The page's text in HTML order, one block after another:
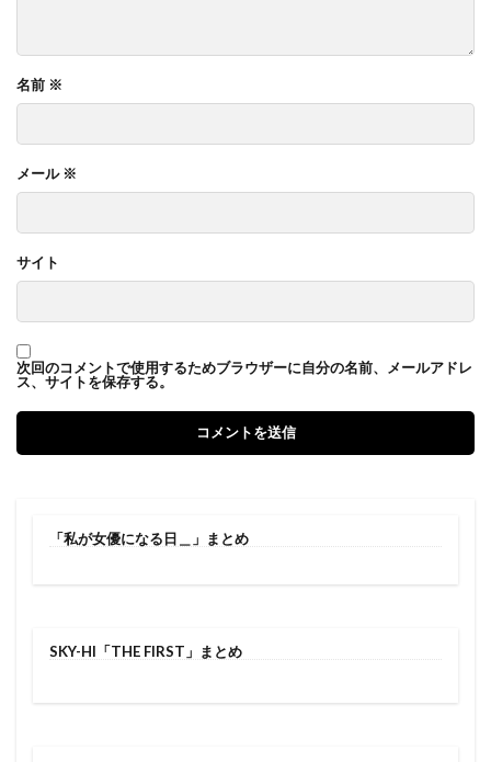
名前 ※
メール ※
サイト
次回のコメントで使用するためブラウザーに自分の名前、メールアドレ
ス、サイトを保存する。
「私が女優になる日＿」まとめ
SKY-HI「THE FIRST」まとめ